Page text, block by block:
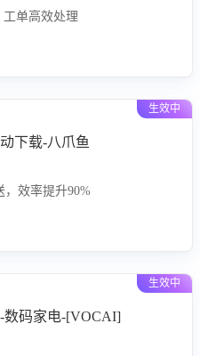
工单高效处理
生效中
下载-八爪鱼
，效率提升90%
生效中
数码家电-[VOCAI]